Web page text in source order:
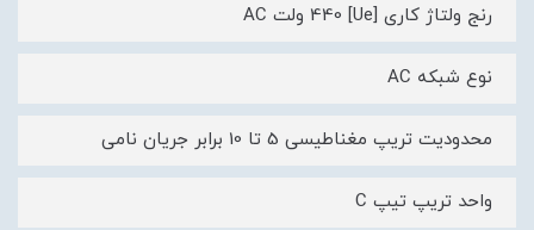
رنج ولتاژ کاری [Ue] 440 ولت AC
نوع شبکه AC
محدودیت تریپ مغناطیسی 5 تا 10 برابر جریان نامی
واحد تریپ تیپ C